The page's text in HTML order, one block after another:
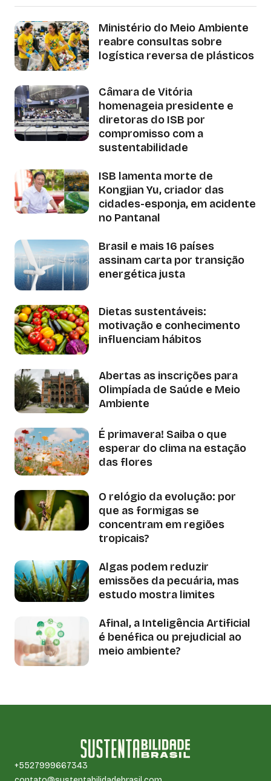
Ministério do Meio Ambiente
reabre consultas sobre
logística reversa de plásticos
Câmara de Vitória
homenageia presidente e
diretoras do ISB por
compromisso com a
sustentabilidade
ISB lamenta morte de
Kongjian Yu, criador das
cidades-esponja, em acidente
no Pantanal
Brasil e mais 16 países
assinam carta por transição
energética justa
Dietas sustentáveis:
motivação e conhecimento
influenciam hábitos
Abertas as inscrições para
Olimpíada de Saúde e Meio
Ambiente
É primavera! Saiba o que
esperar do clima na estação
das flores
O relógio da evolução: por
que as formigas se
concentram em regiões
tropicais?
Algas podem reduzir
emissões da pecuária, mas
estudo mostra limites
Afinal, a Inteligência Artificial
é benéfica ou prejudicial ao
meio ambiente?
+5527999667343